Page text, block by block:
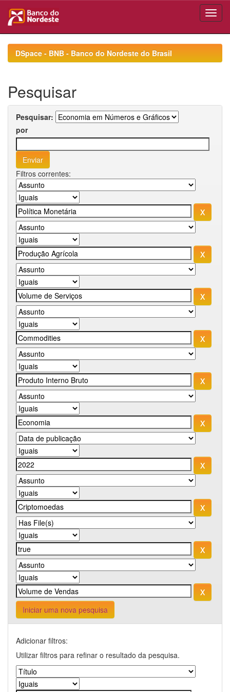
navigationDSpace - BNB - Banco do Nordeste do Brasil
Pesquisar
Pesquisar:
por
Filtros correntes:
Iniciar uma nova pesquisa
Adicionar filtros:
Utilizar filtros para refinar o resultado da pesquisa.